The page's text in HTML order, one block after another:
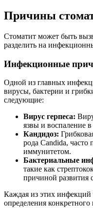
Причины
Стоматит может быть
разделить на
Инфекционные
Одной из главных
вирусы, бактерии и
следующие:
Вирус герпеса:
язвы и воспаление
Кандидоз:
рода Candida, часто
иммунитетом.
Бактериальные
такие как
причиной развития
Каждая из этих инфекций
определения конкретного